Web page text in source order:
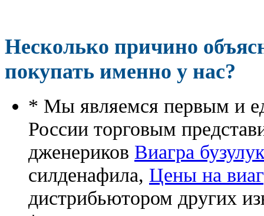
Несколько причино
покупать именно у нас?
* Мы являемся первым и
России торговым
дженериков Виагра
силденафила, Цены на
дистрибьютором других